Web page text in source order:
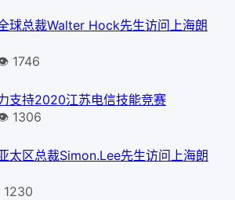
球总裁Walter Hock先生访问上海朗
1746
支持2020江苏电信技能竞赛
1306
太区总裁Simon.Lee先生访问上海朗
1230